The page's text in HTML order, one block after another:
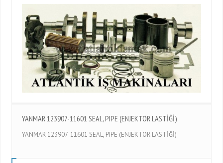
YANMAR 123907-11601 SEAL, PIPE (ENJEKTÖR LASTİĞİ)
YANMAR 123907-11601 SEAL, PIPE (ENJEKTÖR LASTİĞİ)